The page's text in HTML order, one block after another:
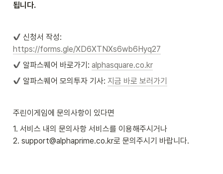
됩니다.
https://forms.gle/XD6XTNXs6wb6Hyq27
알파스퀘어 바로가기: alphasquare.co.kr
알파스퀘어 모의투자 기사: 지금 바로 보러가기
주린이게임에 문의사항이 있다면
1. 서비스 내의 문의사항 서비스를 이용해주시거나
2. support@alphaprime.co.kr로 문의주시기 바랍니다.